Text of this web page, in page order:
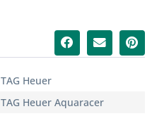
TAG Heuer
TAG Heuer Aquaracer